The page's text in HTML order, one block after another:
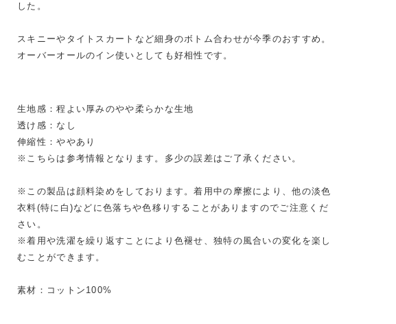
した。
スキニーやタイトスカートなど細身のボトム合わせが今季のおすすめ。
オーバーオールのイン使いとしても好相性です。
生地感：程よい厚みのやや柔らかな生地
透け感：なし
伸縮性：ややあり
※こちらは参考情報となります。多少の誤差はご了承ください。
※この製品は顔料染めをしております。着用中の摩擦により、他の淡色
衣料(特に白)などに色落ちや色移りすることがありますのでご注意くだ
さい。
※着用や洗濯を繰り返すことにより色褪せ、独特の風合いの変化を楽し
むことができます。
素材：コットン100%